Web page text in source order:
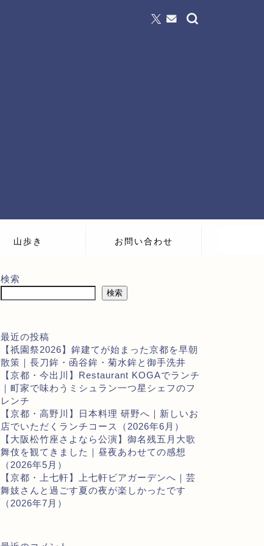
山歩き お問い合わせ
検索
検索
最近の投稿
【祇園祭2026】鉾建てが始まった京都を早朝
散策｜長刀鉾・函谷鉾・菊水鉾と御手洗井
【京都・今出川】Restaurant KOGAでランチ
｜町家で味わうミシュラン一つ星シェフのフ
レンチ
【京都・高野川】日本料理 研野へ｜新しいお
店でいただくランチコース（2026年6月）
【大阪松竹座さよなら公演】御名残五月大歌
舞伎を観てきました｜昼夜あわせての感想
（2026年5月）
【京都・上七軒】上七軒ビアガーデンへ｜芸
舞妓さんと過ごす夏の夜が楽しかったです
（2026年7月）